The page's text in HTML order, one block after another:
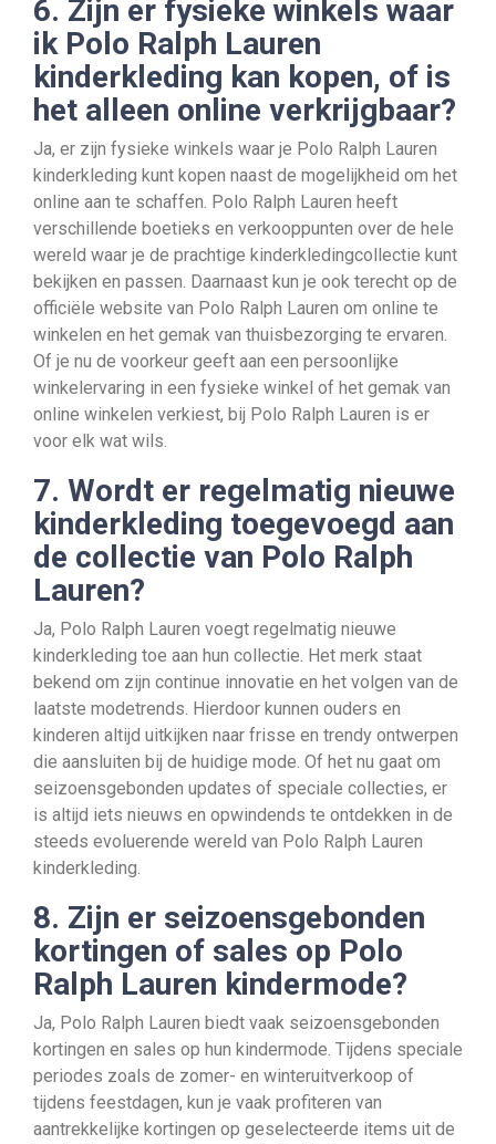
6. Zijn er fysieke winkels waar
ik Polo Ralph Lauren
kinderkleding kan kopen, of is
het alleen online verkrijgbaar?
Ja, er zijn fysieke winkels waar je Polo Ralph Lauren
kinderkleding kunt kopen naast de mogelijkheid om het
online aan te schaffen. Polo Ralph Lauren heeft
verschillende boetieks en verkooppunten over de hele
wereld waar je de prachtige kinderkledingcollectie kunt
bekijken en passen. Daarnaast kun je ook terecht op de
officiële website van Polo Ralph Lauren om online te
winkelen en het gemak van thuisbezorging te ervaren.
Of je nu de voorkeur geeft aan een persoonlijke
winkelervaring in een fysieke winkel of het gemak van
online winkelen verkiest, bij Polo Ralph Lauren is er
voor elk wat wils.
7. Wordt er regelmatig nieuwe
kinderkleding toegevoegd aan
de collectie van Polo Ralph
Lauren?
Ja, Polo Ralph Lauren voegt regelmatig nieuwe
kinderkleding toe aan hun collectie. Het merk staat
bekend om zijn continue innovatie en het volgen van de
laatste modetrends. Hierdoor kunnen ouders en
kinderen altijd uitkijken naar frisse en trendy ontwerpen
die aansluiten bij de huidige mode. Of het nu gaat om
seizoensgebonden updates of speciale collecties, er
is altijd iets nieuws en opwindends te ontdekken in de
steeds evoluerende wereld van Polo Ralph Lauren
kinderkleding.
8. Zijn er seizoensgebonden
kortingen of sales op Polo
Ralph Lauren kindermode?
Ja, Polo Ralph Lauren biedt vaak seizoensgebonden
kortingen en sales op hun kindermode. Tijdens speciale
periodes zoals de zomer- en winteruitverkoop of
tijdens feestdagen, kun je vaak profiteren van
aantrekkelijke kortingen op geselecteerde items uit de